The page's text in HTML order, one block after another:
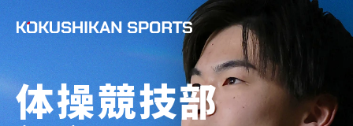
体操競技部